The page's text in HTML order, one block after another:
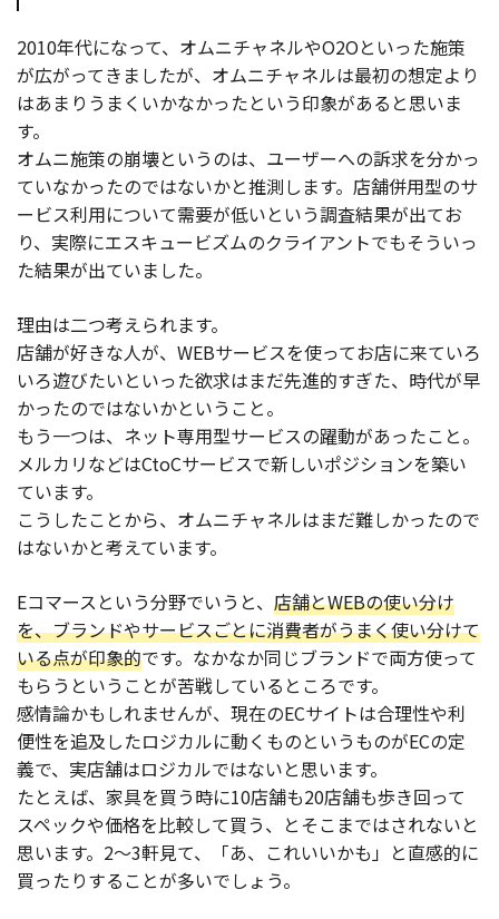
2010年代になって、オムニチャネルやO2Oといった施策
が広がってきましたが、オムニチャネルは最初の想定より
はあまりうまくいかなかったという印象があると思いま
す。
オムニ施策の崩壊というのは、ユーザーへの訴求を分かっ
ていなかったのではないかと推測します。店舗併用型のサ
ービス利用について需要が低いという調査結果が出てお
り、実際にエスキュービズムのクライアントでもそういっ
た結果が出ていました。
理由は二つ考えられます。
店舗が好きな人が、WEBサービスを使ってお店に来ていろ
いろ遊びたいといった欲求はまだ先進的すぎた、時代が早
かったのではないかということ。
もう一つは、ネット専用型サービスの躍動があったこと。
メルカリなどはCtoCサービスで新しいポジションを築い
ています。
こうしたことから、オムニチャネルはまだ難しかったので
はないかと考えています。
Eコマースという分野でいうと、 店舗とWEBの使い分け
を、ブランドやサービスごとに消費者がうまく使い分けて
いる点が印象的です。なかなか同じブランドで両方使って
もらうということが苦戦しているところです。
感情論かもしれませんが、現在のECサイトは合理性や利
便性を追及したロジカルに動くものというものがECの定
義で、実店舗はロジカルではないと思います。
たとえば、家具を買う時に10店舗も20店舗も歩き回って
スペックや価格を比較して買う、とそこまではされないと
思います。2～3軒見て、「あ、これいいかも」と直感的に
買ったりすることが多いでしょう。